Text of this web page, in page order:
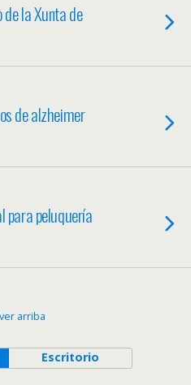
de la Xunta de
de alzheimer
para peluquería
arriba
Escritorio